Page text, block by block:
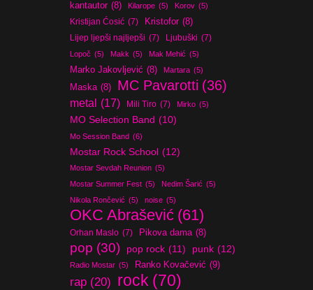
kantautor (8) Kilarope (5) Korov (5)
Kristijan Ćosić (7) Kristofor (8)
Lijep ljepši najljepši (7) Ljubuški (7)
Lopoč (5) Makk (5) Mak Mehić (5)
Marko Jakovljević (8) Martara (5)
Maska (8) MC Pavarotti (36)
metal (17) Mili Tiro (7) Mirko (5)
MO Selection Band (10)
Mo Session Band (6)
Mostar Rock School (12)
Mostar Sevdah Reunion (5)
Mostar Summer Fest (5) Nedim Šarić (5)
Nikola Rončević (5) noise (5)
OKC Abrašević (61)
Orhan Maslo (7) Pikova dama (8)
pop (30) pop rock (11) punk (12)
Radio Mostar (5) Ranko Kovačević (9)
rap (20) rock (70)